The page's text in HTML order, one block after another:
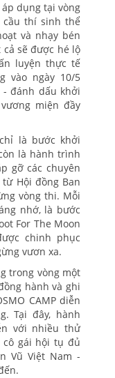
dụng tại vòng
cầu thí sinh thể
và nhạy bén
cả sẽ được hé lộ
luyện thực tế
vào ngày 10/5
- đánh dấu khởi
miện đầy
là bước khởi
là hành trình
gỡ các chuyên
Hội đồng Ban
vòng thi. Mỗi
nhớ, là bước
For The Moon
chinh phục
vươn xa.
trong vòng một
hành và ghi
CAMP diễn
Tại đây, hành
với nhiều thử
gái hội tụ đủ
Vũ Việt Nam -